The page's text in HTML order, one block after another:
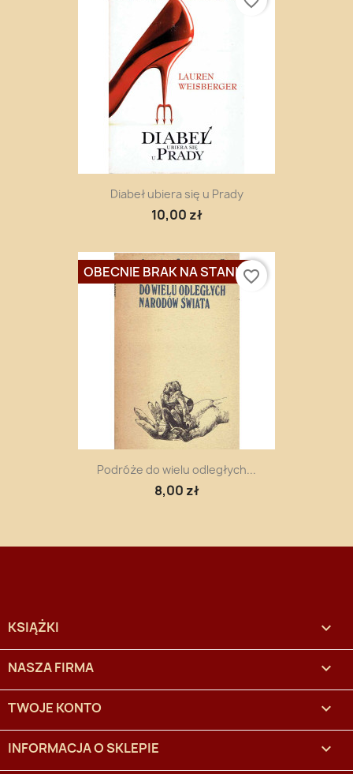
Diabeł ubiera się u Prady
10,00 zł
Podróże do wielu odległych...
8,00 zł
OBECNIE BRAK NA STANIEfavorite_border
KSIĄŻKI 
NASZA FIRMA 
TWOJE KONTO 
INFORMACJA O SKLEPIE keyboard_arrow_down